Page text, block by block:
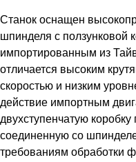
Станок оснащен
шпинделя с ползунковой
импортированным из
отличается высоким
скоростью и низким
действие импортным
двухступенчатую
соединенную со
требованиям обработки